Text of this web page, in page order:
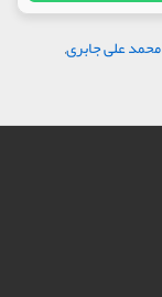
محمد علی جابری,